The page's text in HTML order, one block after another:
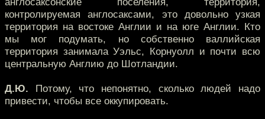
контролируемая англосаксами, это довольно узкая
территория на востоке Англии и на юге Англии. Кто
мы мог подумать, но собственно валлийская
территория занимала Уэльс, Корнуолл и почти всю
центральную Англию до Шотландии.
Д.Ю. Потому, что непонятно, сколько людей надо
привести, чтобы все оккупировать.